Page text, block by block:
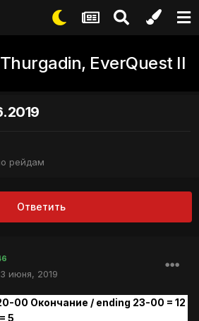
EverQuest II
рейдам
Ответить
3 июня, 2019
00 Окончание / ending 23-00 = 12
5